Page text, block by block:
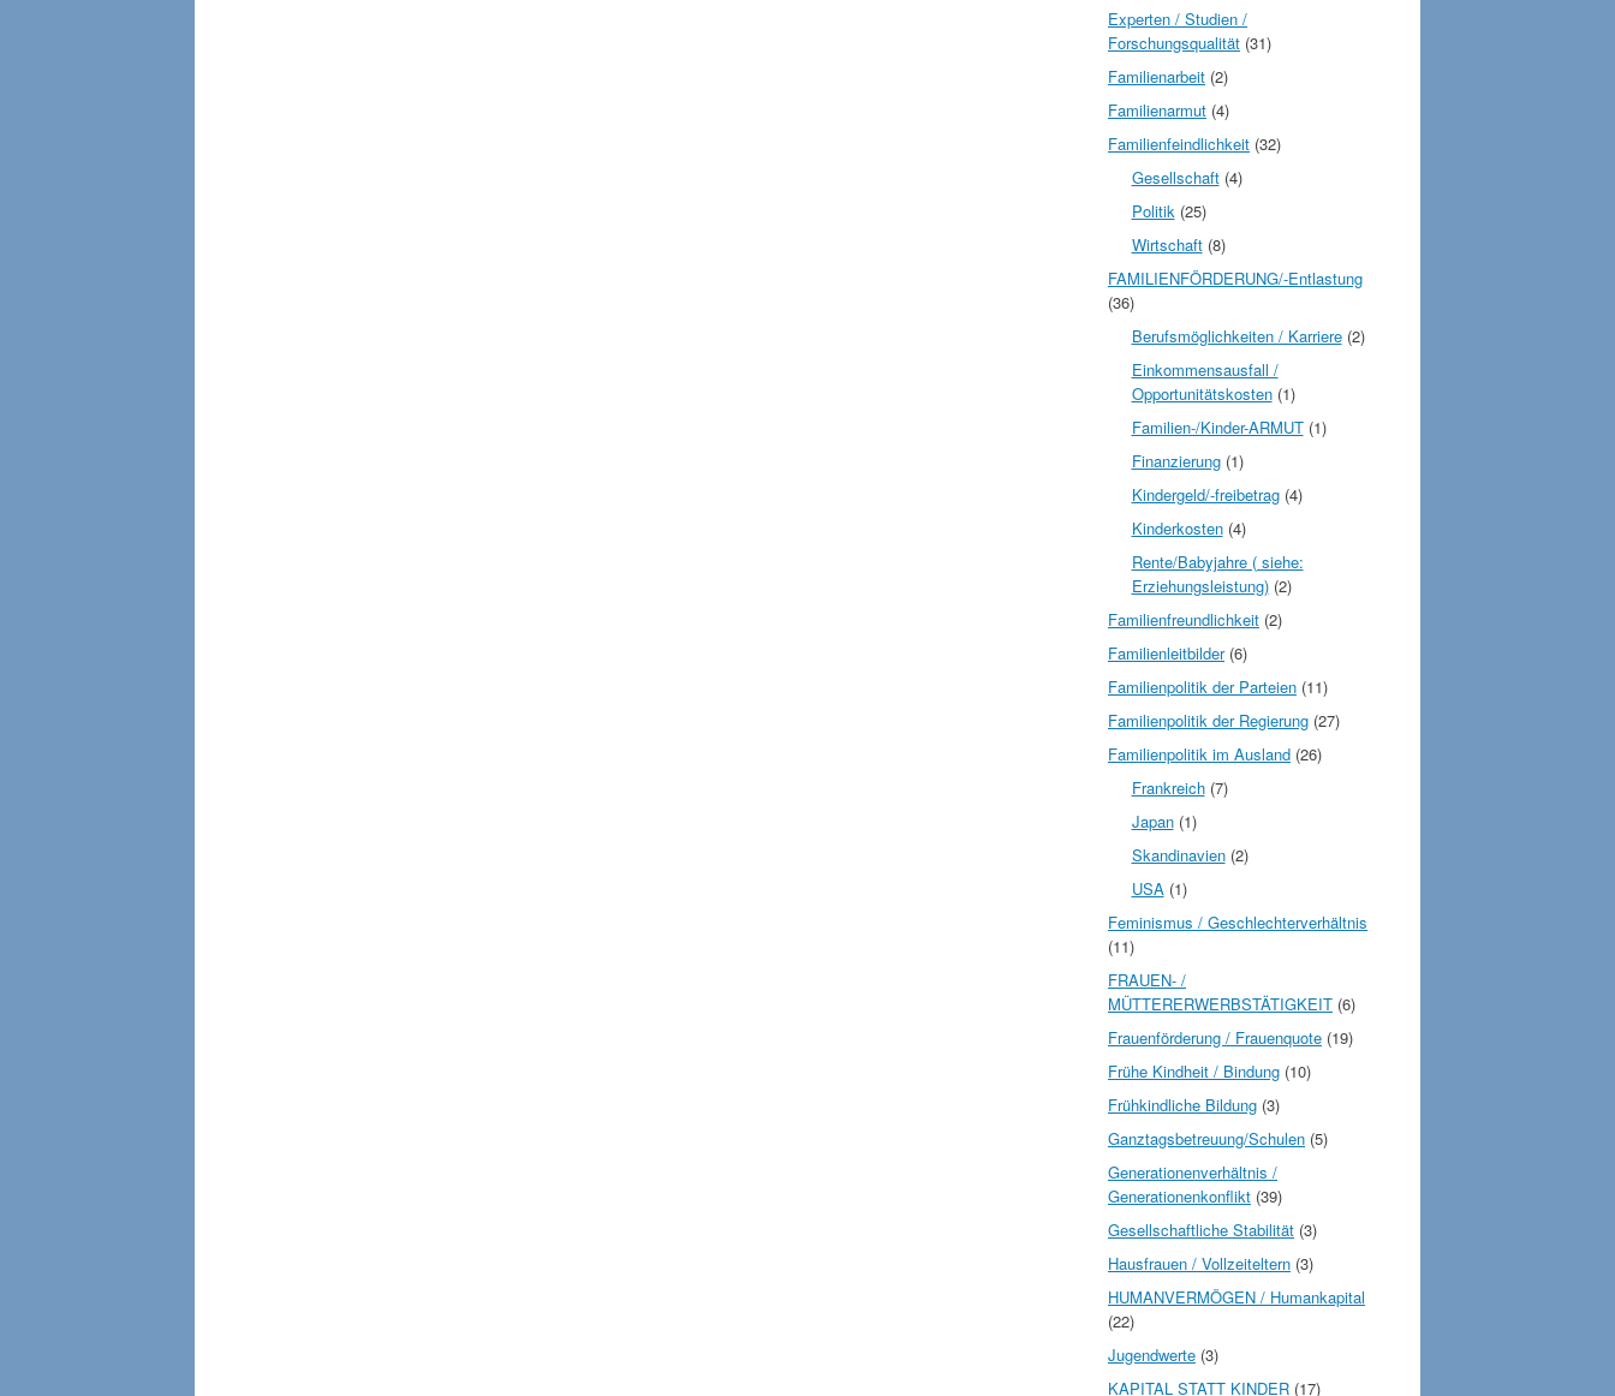
Experten / Studien /
Forschungsqualität (31)
Familienarbeit (2)
Familienarmut (4)
Familienfeindlichkeit (32)
Gesellschaft(4)
Politik(25)
Wirtschaft(8)
FAMILIENFÖRDERUNG/-Entlastung
(36)
Berufsmöglichkeiten / Karriere(2)
Einkommensausfall /
Opportunitätskosten(1)
Familien-/Kinder-ARMUT(1)
Finanzierung(1)
Kindergeld/-freibetrag(4)
Kinderkosten(4)
Rente/Babyjahre ( siehe:
Erziehungsleistung)(2)
Familienfreundlichkeit (2)
Familienleitbilder(6)
Familienpolitik der Parteien (11)
Familienpolitik der Regierung (27)
Familienpolitik im Ausland (26)
Frankreich(7)
Japan(1)
Skandinavien(2)
USA(1)
Feminismus / Geschlechterverhältnis
(11)
FRAUEN- /
MÜTTERERWERBSTÄTIGKEIT (6)
Frauenförderung / Frauenquote (19)
Frühe Kindheit / Bindung (10)
Frühkindliche Bildung (3)
Ganztagsbetreuung/Schulen (5)
Generationenverhältnis /
Generationenkonflikt (39)
Gesellschaftliche Stabilität (3)
Hausfrauen / Vollzeiteltern (3)
HUMANVERMÖGEN / Humankapital
(22)
Jugendwerte (3)
KAPITAL STATT KINDER (17)